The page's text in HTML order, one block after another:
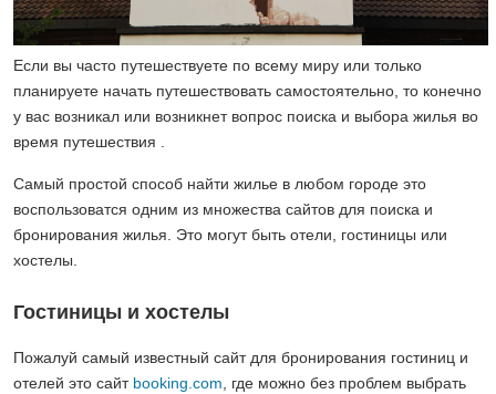
Если вы часто путешествуете по всему миру или только
планируете начать путешествовать самостоятельно, то конечно
у вас возникал или возникнет вопрос поиска и выбора жилья во
время путешествия .
Самый простой способ найти жилье в любом городе это
воспользоватся одним из множества сайтов для поиска и
бронирования жилья. Это могут быть отели, гостиницы или
хостелы.
Гостиницы и хостелы
Пожалуй самый известный сайт для бронирования гостиниц и
отелей это сайт booking.com , где можно без проблем выбрать